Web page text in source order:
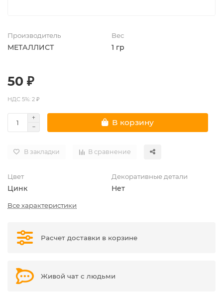
Производитель
МЕТАЛЛИСТ
Вес
1 гр
50 ₽
НДС 5%: 2 ₽
В корзину
В закладки В сравнение
Цвет
Цинк
Декоративные детали
Нет
Все характеристики
Расчет доставки в корзине
Живой чат с людьми